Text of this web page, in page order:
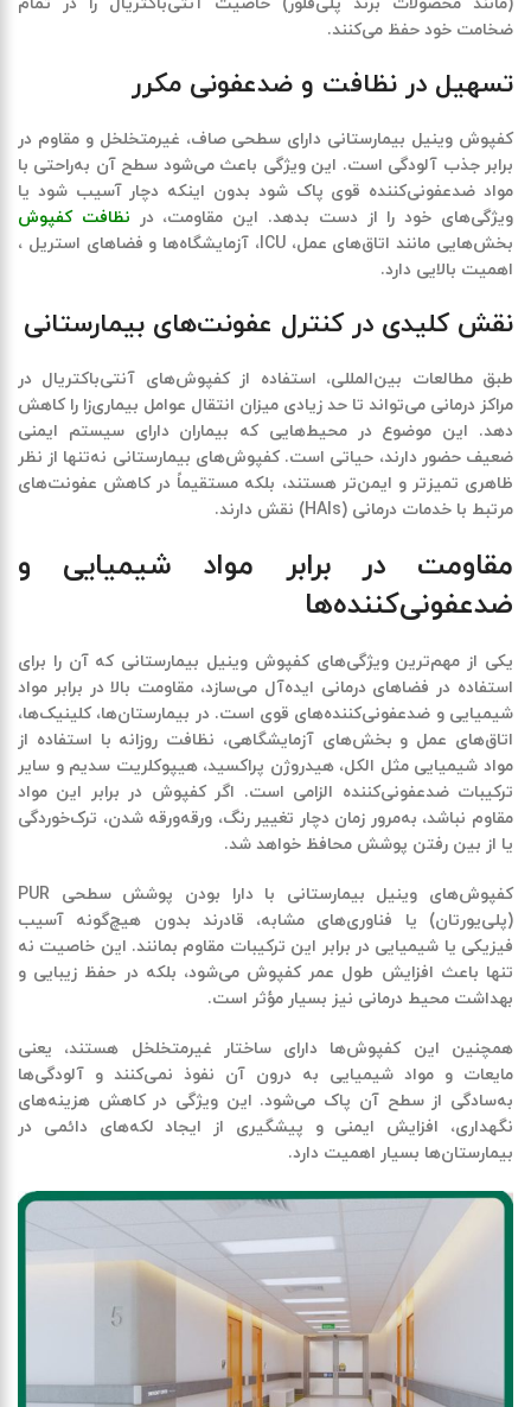
ضخامت خود حفظ می‌کنند.
تسهیل در نظافت و ضدعفونی مکرر
کفپوش وینیل بیمارستانی دارای سطحی صاف، غیرمتخلخل و مقاوم در
برابر جذب آلودگی است. این ویژگی باعث می‌شود سطح آن به‌راحتی با
مواد ضدعفونی‌کننده قوی پاک شود بدون اینکه دچار آسیب شود یا
ویژگی‌های خود را از دست بدهد. این مقاومت، در نظافت کفپوش
بخش‌هایی مانند اتاق‌های عمل، ICU، آزمایشگاه‌ها و فضاهای استریل ،
اهمیت بالایی دارد.
نقش کلیدی در کنترل عفونت‌های بیمارستانی
طبق مطالعات بین‌المللی، استفاده از کفپوش‌های آنتی‌باکتریال در
مراکز درمانی می‌تواند تا حد زیادی میزان انتقال عوامل بیماری‌زا را کاهش
دهد. این موضوع در محیط‌هایی که بیماران دارای سیستم ایمنی
ضعیف حضور دارند، حیاتی است. کفپوش‌های بیمارستانی نه‌تنها از نظر
ظاهری تمیزتر و ایمن‌تر هستند، بلکه مستقیماً در کاهش عفونت‌های
مرتبط با خدمات درمانی (HAIs) نقش دارند.
مقاومت در برابر مواد شیمیایی و
ضدعفونی‌کننده‌ها
یکی از مهم‌ترین ویژگی‌های کفپوش وینیل بیمارستانی که آن را برای
استفاده در فضاهای درمانی ایده‌آل می‌سازد، مقاومت بالا در برابر مواد
شیمیایی و ضدعفونی‌کننده‌های قوی است. در بیمارستان‌ها، کلینیک‌ها،
اتاق‌های عمل و بخش‌های آزمایشگاهی، نظافت روزانه با استفاده از
مواد شیمیایی مثل الکل، هیدروژن پراکسید، هیپوکلریت سدیم و سایر
ترکیبات ضدعفونی‌کننده الزامی است. اگر کفپوش در برابر این مواد
مقاوم نباشد، به‌مرور زمان دچار تغییر رنگ، ورقه‌ورقه شدن، ترک‌خوردگی
یا از بین رفتن پوشش محافظ خواهد شد.
کفپوش‌های وینیل بیمارستانی با دارا بودن پوشش سطحی PUR
(پلی‌یورتان) یا فناوری‌های مشابه، قادرند بدون هیچ‌گونه آسیب
فیزیکی یا شیمیایی در برابر این ترکیبات مقاوم بمانند. این خاصیت نه
تنها باعث افزایش طول عمر کفپوش می‌شود، بلکه در حفظ زیبایی و
بهداشت محیط درمانی نیز بسیار مؤثر است.
همچنین این کفپوش‌ها دارای ساختار غیرمتخلخل هستند، یعنی
مایعات و مواد شیمیایی به درون آن نفوذ نمی‌کنند و آلودگی‌ها
به‌سادگی از سطح آن پاک می‌شود. این ویژگی در کاهش هزینه‌های
نگهداری، افزایش ایمنی و پیشگیری از ایجاد لکه‌های دائمی در
بیمارستان‌ها بسیار اهمیت دارد.